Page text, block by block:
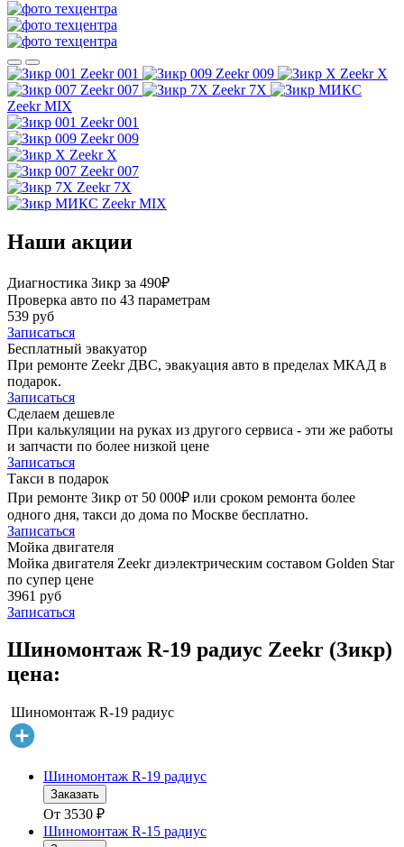
Zeekr 001 Zeekr 009
Zeekr X
Zeekr 007
Zeekr 7X
Zeekr MIX
Zeekr 001
Zeekr 009
Zeekr X
Zeekr 007
Zeekr 7X
Zeekr MIX
Наши акции
Диагностика Зикр за 490₽
Проверка авто по 43 параметрам
539 руб
Записаться
Бесплатный эвакуатор
При ремонте Zeekr ДВС, эвакуация авто в пределах МКАД в
подарок.
Записаться
Сделаем дешевле
При калькуляции на руках из другого сервиса - эти же работы
и запчасти по более низкой цене
Записаться
Такси в подарок
При ремонте Зикр от 50 000₽ или сроком ремонта более
одного дня, такси до дома по Москве бесплатно.
Записаться
Мойка двигателя
Мойка двигателя Zeekr диэлектрическим составом Golden Star
по супер цене
3961 руб
Записаться
Шиномонтаж R-19 радиус Zeekr (Зикр)
цена:
Шиномонтаж R-19 радиус
Шиномонтаж R-19 радиус
Заказать
От 3530 ₽
Шиномонтаж R-15 радиус